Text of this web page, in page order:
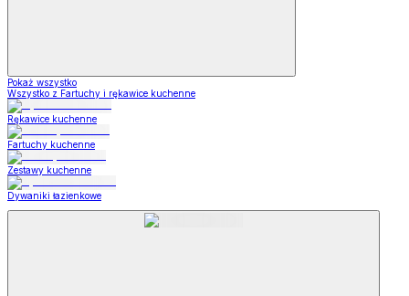
Pokaż wszystko
Wszystko z Fartuchy i rękawice kuchenne
Rękawice kuchenne
Fartuchy kuchenne
Zestawy kuchenne
Dywaniki łazienkowe